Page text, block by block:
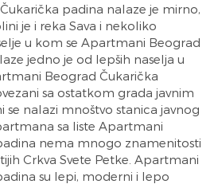
padina nalaze je mirno,
je i reka Sava i nekoliko
u kom se Apartmani Beograd
jedno je od lepših naselja u
Beograd Čukarička
sa ostatkom grada javnim
se nalazi mnoštvo stanica javnog
sa liste Apartmani
nema mnogo znamenitosti
Crkva Svete Petke. Apartmani
su lepi, moderni i lepo